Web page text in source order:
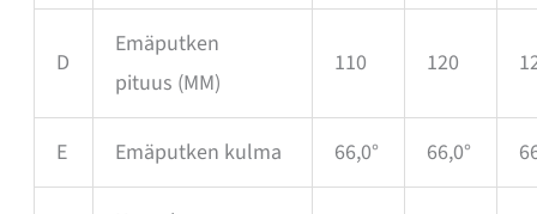
D
Emäputken
pituus (MM)
110 120
E Emäputken kulma 66,0° 66,0°